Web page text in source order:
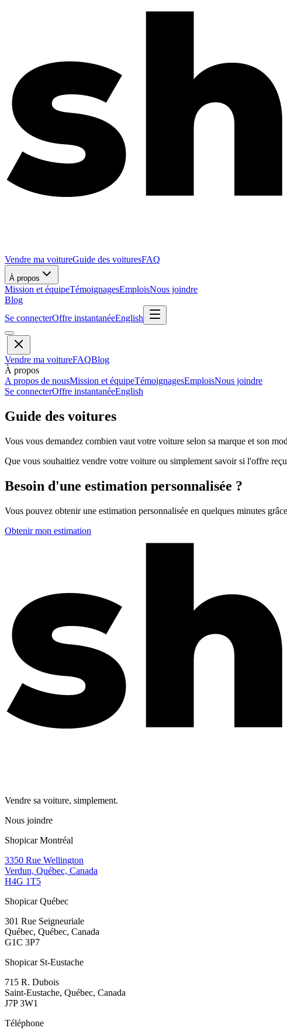
Vendre ma voitureGuide des voituresFAQ
À propos
Mission et équipeTémoignagesEmploisNous joindre
Blog
Se connecterOffre instantanéeEnglish
Vendre ma voitureFAQBlog
À propos
A propos de nousMission et équipeTémoignagesEmploisNous joindre
Se connecterOffre instantanéeEnglish
Guide des voitures
Vous vous demandez combien vaut votre voiture selon sa marque et son
Que vous souhaitiez vendre votre voiture ou simplement savoir si l'offre
Besoin d'une estimation personnalisée ?
Vous pouvez obtenir une estimation personnalisée en quelques minutes
Obtenir mon estimation
Vendre sa voiture, simplement.
Nous joindre
Shopicar Montréal
3350 Rue Wellington
Verdun, Québec, Canada
H4G 1T5
Shopicar Québec
301 Rue Seigneuriale
Québec, Québec, Canada
G1C 3P7
Shopicar St-Eustache
715 R. Dubois
Saint-Eustache, Québec, Canada
J7P 3W1
Téléphone